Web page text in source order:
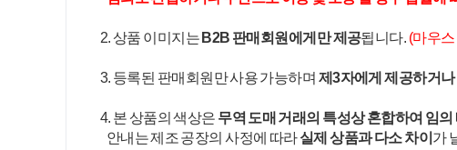
2. 상품 이미지는 B2B 판매회원에게만 제공됩니다. (마우
3. 등록된 판매회원만 사용 가능하며 제3자에게 제공하거
4. 본 상품의 색상은 무역 도매 거래의 특성상 혼합하여 임의
안내는 제조 공장의 사정에 따라실제 상품과 다소 차이 가